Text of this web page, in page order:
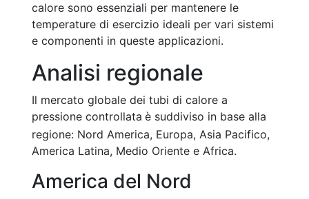
calore sono essenziali per mantenere le
temperature di esercizio ideali per vari sistemi
e componenti in queste applicazioni.
Analisi regionale
Il mercato globale dei tubi di calore a
pressione controllata è suddiviso in base alla
regione: Nord America, Europa, Asia Pacifico,
America Latina, Medio Oriente e Africa.
America del Nord